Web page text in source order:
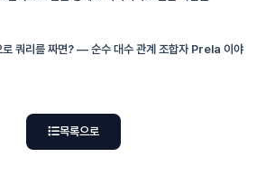
쿼리를 짜면? — 순수 대수 관계 조합자 Prela 이야
목록으로